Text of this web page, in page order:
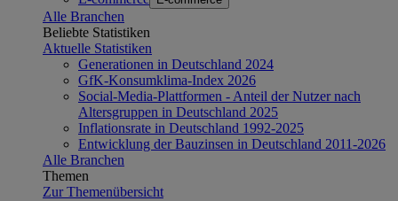
Alle Branchen
Beliebte Statistiken
Aktuelle Statistiken
Generationen in Deutschland 2024
GfK-Konsumklima-Index 2026
Social-Media-Plattformen - Anteil der Nutzer nach
Altersgruppen in Deutschland 2025
Inflationsrate in Deutschland 1992-2025
Entwicklung der Bauzinsen in Deutschland 2011-2026
Alle Branchen
Themen
Zur Themenübersicht